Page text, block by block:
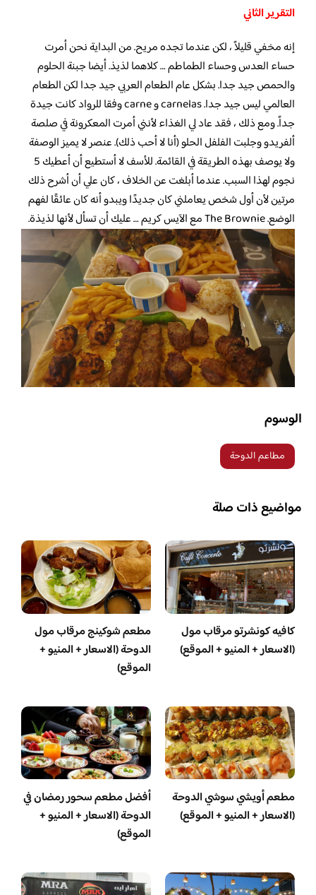
التقرير الثاني
إنه مخفي قليلاً ، لكن عندما تجده مريح. من البداية نحن أمرت
حساء العدس وحساء الطماطم … كلاهما لذيذ. أيضا جبنة الحلوم
والحمص جيد جدا. بشكل عام الطعام العربي جيد جدا لكن الطعام
العالمي ليس جيد جدا. carnelas و carne وفقا للرواد كانت جيدة
جداً. ومع ذلك ، فقد عاد لي الغذاء لأنني أمرت المعكرونة في صلصة
ألفريدو وجلبت الفلفل الحلو (أنا لا أحب ذلك). عنصر لا يميز الوصفة
ولا يوصف بهذه الطريقة في القائمة. للأسف لا أستطيع أن أعطيك 5
نجوم لهذا السبب. عندما أبلغت عن الخلاف ، كان علي أن أشرح ذلك
مرتين لأن أول شخص يعاملني كان جديدًا ويبدو أنه كان عائقًا لفهم
الوضع. The Brownie مع الآيس كريم … عليك أن تسأل لأنها لذيذة.
الوسوم
مطاعم الدوحة
مواضيع ذات صلة
كافيه كونشرتو مرقاب مول
(الاسعار + المنيو + الموقع)
مطعم شوكينج مرقاب مول
الدوحة (الاسعار + المنيو +
الموقع)
مطعم أويشي سوشي الدوحة
(الاسعار + المنيو + الموقع)
أفضل مطعم سحور رمضان في
الدوحة (الاسعار + المنيو +
الموقع)